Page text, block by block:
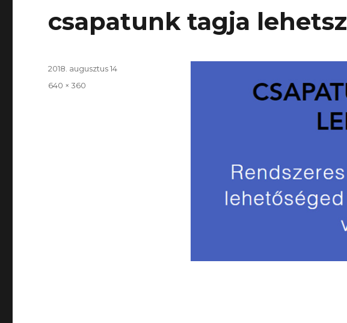
csapatunk tagja lehetsz
Közzétéve
2018. augusztus 14
Teljes
640 × 360